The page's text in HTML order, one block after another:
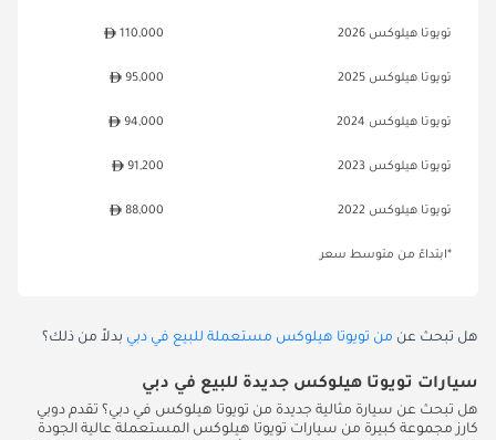
تويوتا هيلوكس 2026 110,000
تويوتا هيلوكس 2025 95,000
تويوتا هيلوكس 2024 94,000
تويوتا هيلوكس 2023 91,200
تويوتا هيلوكس 2022 88,000
*ابتداءً من متوسط سعر
هل تبحث عن من تويوتا هيلوكس مستعملة للبيع في دبي بدلاً من ذلك؟
سيارات تويوتا هيلوكس جديدة للبيع في دبي
هل تبحث عن سيارة مثالية جديدة من تويوتا هيلوكس في دبي؟ تقدم دوبي
كارز مجموعة كبيرة من سيارات تويوتا هيلوكس المستعملة عالية الجودة